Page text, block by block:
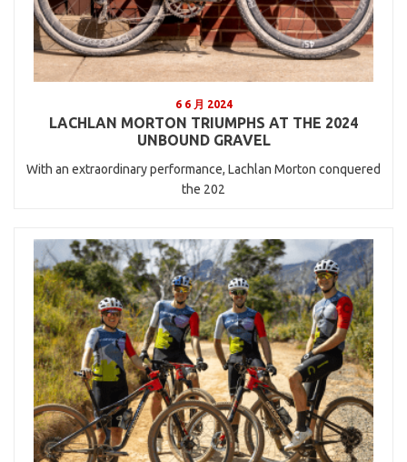
6 6 月 2024
LACHLAN MORTON TRIUMPHS AT THE 2024
UNBOUND GRAVEL
With an extraordinary performance, Lachlan Morton conquered
the 202